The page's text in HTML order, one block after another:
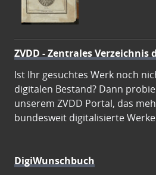
ZVDD - Zentrales
Ist Ihr gesuchtes Werk noch
digitalen Bestand? Dann
unserem ZVDD Portal, das
bundesweit digitalisierte
DigiWunschbuch